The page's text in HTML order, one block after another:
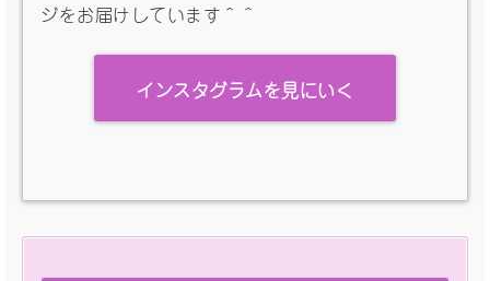
ジをお届けしています＾＾
インスタグラムを見にいく